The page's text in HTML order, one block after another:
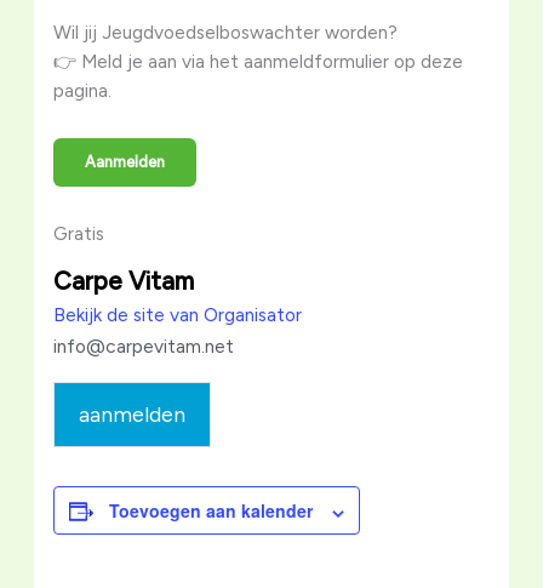
Wil jij Jeugdvoedselboswachter worden?
👉 Meld je aan via het aanmeldformulier op deze
pagina.
Aanmelden
Gratis
Carpe Vitam
Bekijk de site van Organisator
info@carpevitam.net
aanmelden
Toevoegen aan kalender